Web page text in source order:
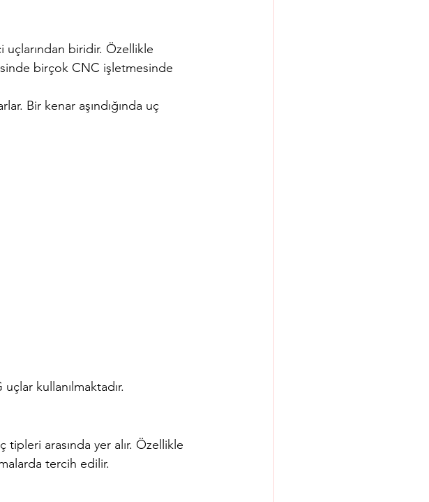
uçlarından biridir. Özellikle
birçok CNC işletmesinde
Bir kenar aşındığında uç
kullanılmaktadır.
arasında yer alır. Özellikle
tercih edilir.